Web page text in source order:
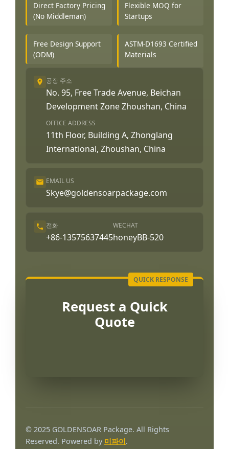
Direct Factory Pricing
(No Middleman)
Flexible MOQ for
Startups
Free Design Support
(ODM)
ASTM-D1693 Certified
Materials
공장 주소
No. 95, Free Trade Avenue, Beichan
Development Zone Zhoushan, China
OFFICE ADDRESS
11th Floor, Building A, Zhonglang
International, Zhoushan, China
EMAIL US
Skye@goldensoarpackage.com
전화
+86-13575637445
WECHAT
honeyBB-520
Request a Quick
Quote
© 2025 GOLDENSOAR Package. All Rights
Reserved. Powered by 미파이.